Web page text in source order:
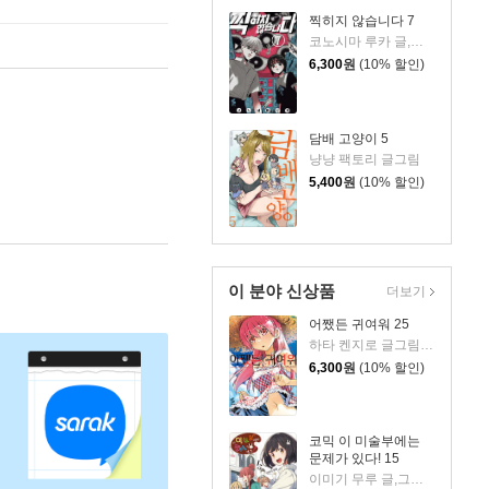
찍히지 않습니다 7
코노시마 루카 글,그림/심희정 역
6,300원 (10% 할인)
담배 고양이 5
냥냥 팩토리 글그림
5,400원 (10% 할인)
이 분야 신상품
어쨌든 귀여워 25
6,300원 (10% 할인)
코믹 이 미술부에는
문제가 있다! 15
이미기 무루 글,그림/박연지 역
더보기